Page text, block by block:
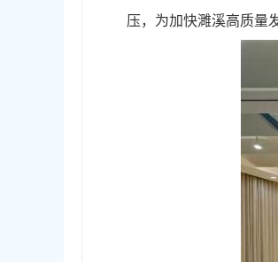
压，为加快濉溪高质量